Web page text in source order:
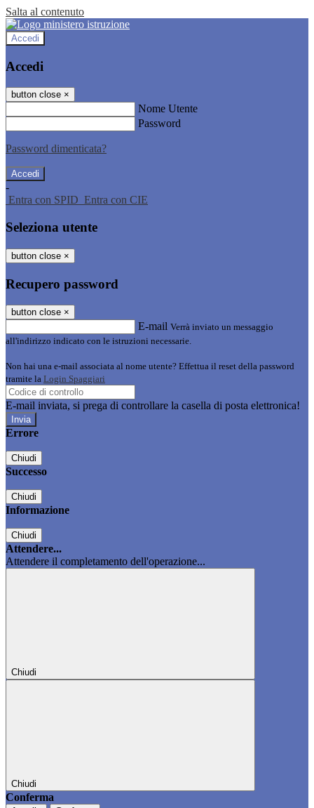
Salta al contenuto
Accedi
Accedi
button close ×
Nome Utente
Password
Password dimenticata?
-
Entra con SPID Entra con CIE
Seleziona utente
button close ×
Recupero password
button close ×
E-mail Verrà inviato un messaggio
all'indirizzo indicato con le istruzioni necessarie.
Non hai una e-mail associata al nome utente? Effettua il reset della password
tramite la Login Spaggiari
E-mail inviata, si prega di controllare la casella di posta elettronica!
Errore
Chiudi
Successo
Chiudi
Informazione
Chiudi
Attendere...
Attendere il completamento dell'operazione...
Chiudi
Chiudi
Conferma